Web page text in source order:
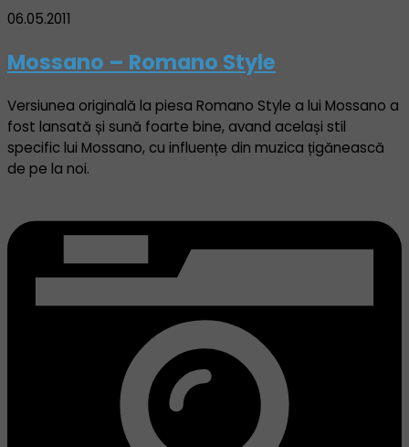
06.05.2011
Mossano – Romano Style
Versiunea originală la piesa Romano Style a lui Mossano a
fost lansată și sună foarte bine, avand același stil
specific lui Mossano, cu influențe din muzica țigănească
de pe la noi.